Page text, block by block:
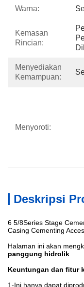
Warna:
Kemasan
Rincian:
Menyediakan
Kemampuan:
Menyoroti:
Deskripsi
6 5/8Series Stage
Casing Cementing
Halaman ini akan
panggung hidrolik
Keuntungan dan fitur
1-Ini hanya dapat